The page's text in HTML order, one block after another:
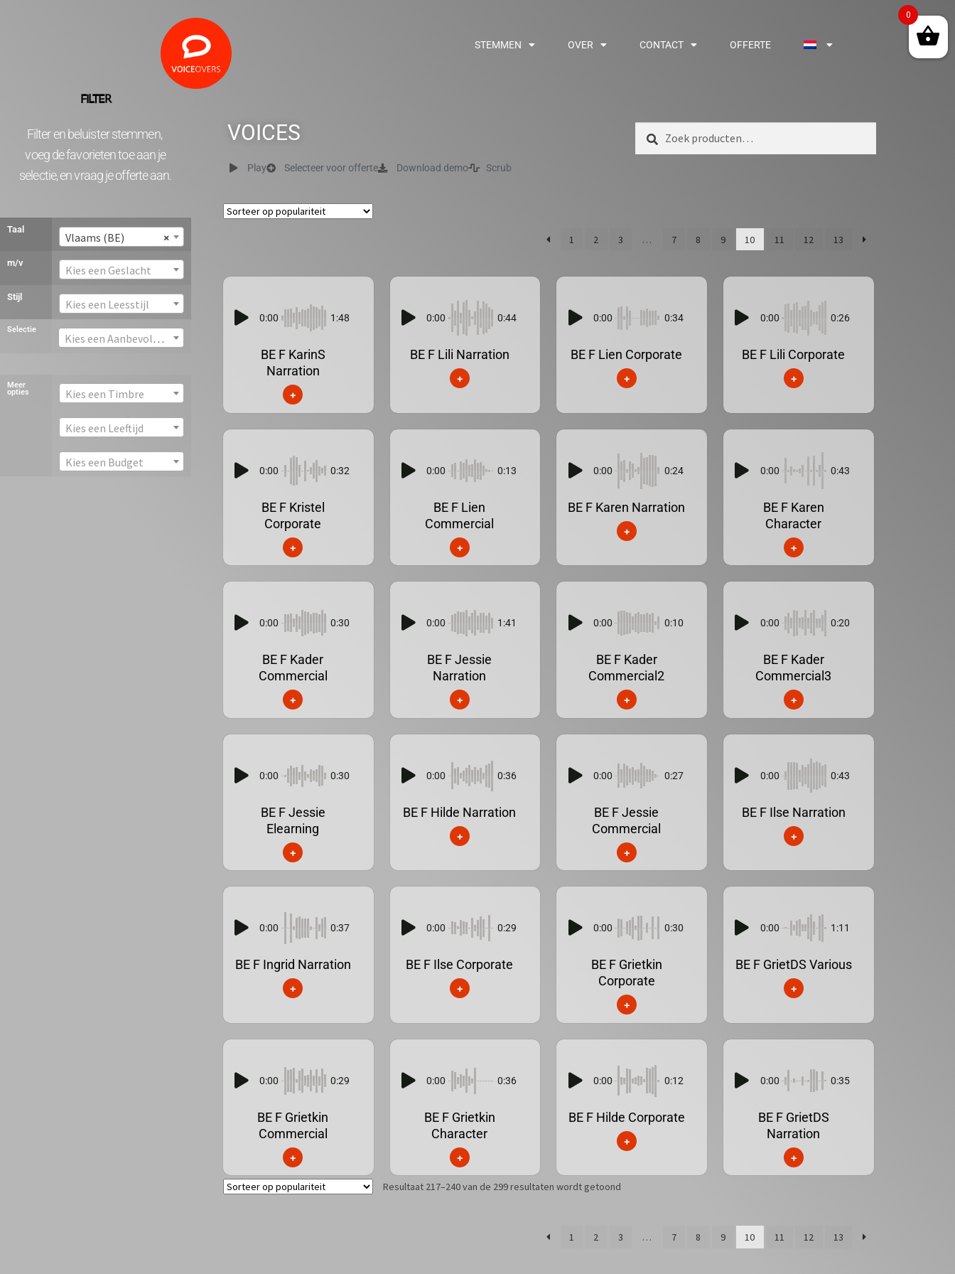
STEMMEN OVER CONTACT OFFERTE
FILTER
Filter en beluister stemmen,
voeg de favorieten toe aan je
selectie, en vraag je offerte aan.
Taal
×
Vlaams (BE)
m/v
Kies een Geslacht
Stijl
Kies een Leesstijl
Selectie
Kies een Aanbevolen stem
Meer
opties Kies een Timbre
Kies een Leeftijd
Kies een Budget
VOICES
Play Selecteer voor offerte Download demo Scrub
Zoeken
1 2 3 … 7 8 9 10 11 12 13
0:00 1:48
BE F KarinS
Narration
+
0:00 0:44
BE F Lili Narration
+
0:00 0:34
BE F Lien Corporate
+
0:00 0:26
BE F Lili Corporate
+
0:00 0:32
BE F Kristel
Corporate
+
0:00 0:13
BE F Lien
Commercial
+
0:00 0:24
BE F Karen Narration
+
0:00 0:43
BE F Karen
Character
+
0:00 0:30
BE F Kader
Commercial
+
0:00 1:41
BE F Jessie
Narration
+
0:00 0:10
BE F Kader
Commercial2
+
0:00 0:20
BE F Kader
Commercial3
+
0:00 0:30
BE F Jessie
Elearning
+
0:00 0:36
BE F Hilde Narration
+
0:00 0:27
BE F Jessie
Commercial
+
0:00 0:43
BE F Ilse Narration
+
0:00 0:37
BE F Ingrid Narration
+
0:00 0:29
BE F Ilse Corporate
+
0:00 0:30
BE F Grietkin
Corporate
+
0:00 1:11
BE F GrietDS Various
+
0:00 0:29
BE F Grietkin
Commercial
+
0:00 0:36
BE F Grietkin
Character
+
0:00 0:12
BE F Hilde Corporate
+
0:00 0:35
BE F GrietDS
Narration
+
Resultaat 217–240 van de 299 resultaten wordt getoond
1 2 3 … 7 8 9 10 11 12 13
0